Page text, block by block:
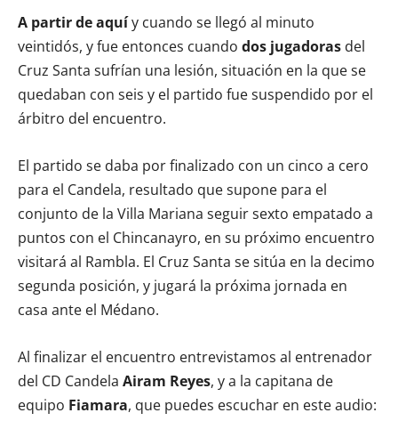
A partir de aquíy cuando se llegó al minuto
veintidós, y fue entonces cuando dos jugadoras del
Cruz Santa sufrían una lesión, situación en la que se
quedaban con seis y el partido fue suspendido por el
árbitro del encuentro.
El partido se daba por finalizado con un cinco a cero
para el Candela, resultado que supone para el
conjunto de la Villa Mariana seguir sexto empatado a
puntos con el Chincanayro, en su próximo encuentro
visitará al Rambla. El Cruz Santa se sitúa en la decimo
segunda posición, y jugará la próxima jornada en
casa ante el Médano.
Al finalizar el encuentro entrevistamos al entrenador
del CD Candela Airam Reyes, y a la capitana de
equipo Fiamara, que puedes escuchar en este audio: